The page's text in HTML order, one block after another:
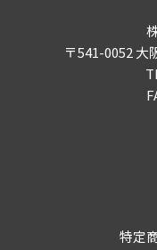
〒541-0052 大
特定